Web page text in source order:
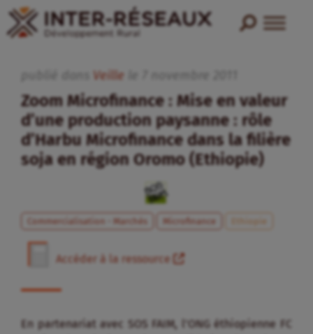
Veille
Zoom Microfinance : Mise en valeur
d’une production paysanne : rôle
d’Harbu Microfinance dans la filière
soja en région Oromo (Ethiopie)
Commercialisation - Marchés Microfinance Ethiopie
Accéder à la ressource
En partenariat avec SOS FAIM, l’ONG éthiopienne FC